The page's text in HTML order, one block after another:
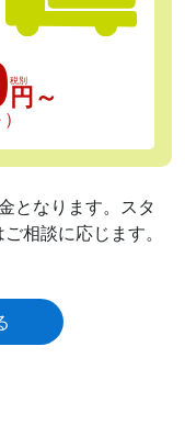
税別
円～
となります。スタ
相談に応じます。